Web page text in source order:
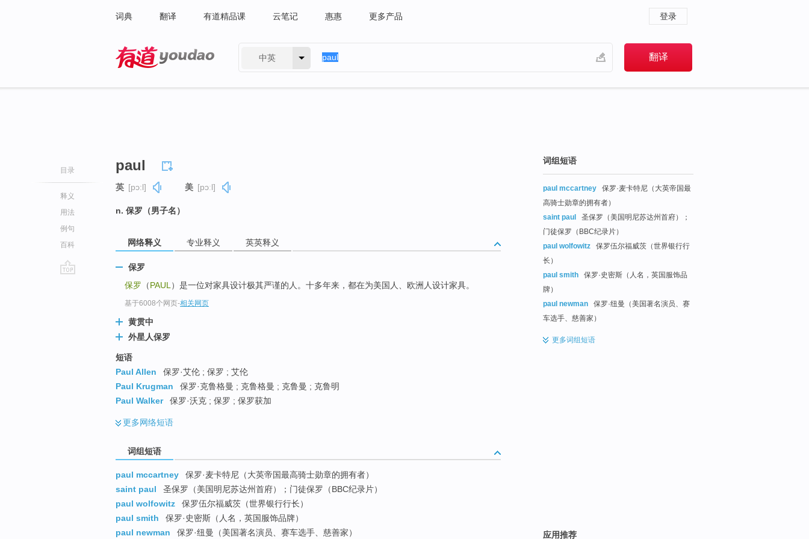
词典 翻译 有道精品课 云笔记 惠惠 更多产品 登录
中英
目录
释义
用法
例句
百科
paul
英 [pɔ:l] 美 [pɔːl]
n. 保罗（男子名）
网络释义 专业释义 英英释义
保罗
保罗 （PAUL ）是一位对家具设计极其严谨的人。十多年来，都在为美国人、欧洲人设计家具。
基于6008个网页-相关网页
黄贯中
外星人保罗
短语
Paul Allen
保罗·艾伦 ; 保罗 ; 艾伦
Paul Krugman
保罗·克鲁格曼 ; 克鲁格曼 ; 克鲁曼 ; 克鲁明
Paul Walker
保罗·沃克 ; 保罗 ; 保罗获加
更多网络短语
词组短语
paul mccartney
保罗·麦卡特尼（大英帝国最高骑士勋章的拥有者）
saint paul
圣保罗（美国明尼苏达州首府）；门徒保罗（BBC纪录片）
paul wolfowitz
保罗伍尔福威茨（世界银行行长）
paul smith
保罗·史密斯（人名，英国服饰品牌）
paul newman
保罗·纽曼（美国著名演员、赛车选手、慈善家）
词组短语
paul mccartney
保罗·麦卡特尼（大英帝国最
高骑士勋章的拥有者）
saint paul
圣保罗（美国明尼苏达州首府）；
门徒保罗（BBC纪录片）
paul wolfowitz
保罗伍尔福威茨（世界银行行
长）
paul smith
保罗·史密斯（人名，英国服饰品
牌）
paul newman
保罗·纽曼（美国著名演员、赛
车选手、慈善家）
更多词组短语
应用推荐